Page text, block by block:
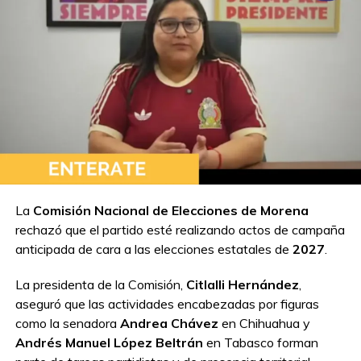
La Comisión Nacional de Elecciones de Morena
rechazó que el partido esté realizando actos de campaña
anticipada de cara a las elecciones estatales de 2027.
La presidenta de la Comisión, Citlalli Hernández,
aseguró que las actividades encabezadas por figuras
como la senadora Andrea Chávez en Chihuahua y
Andrés Manuel López Beltrán en Tabasco forman